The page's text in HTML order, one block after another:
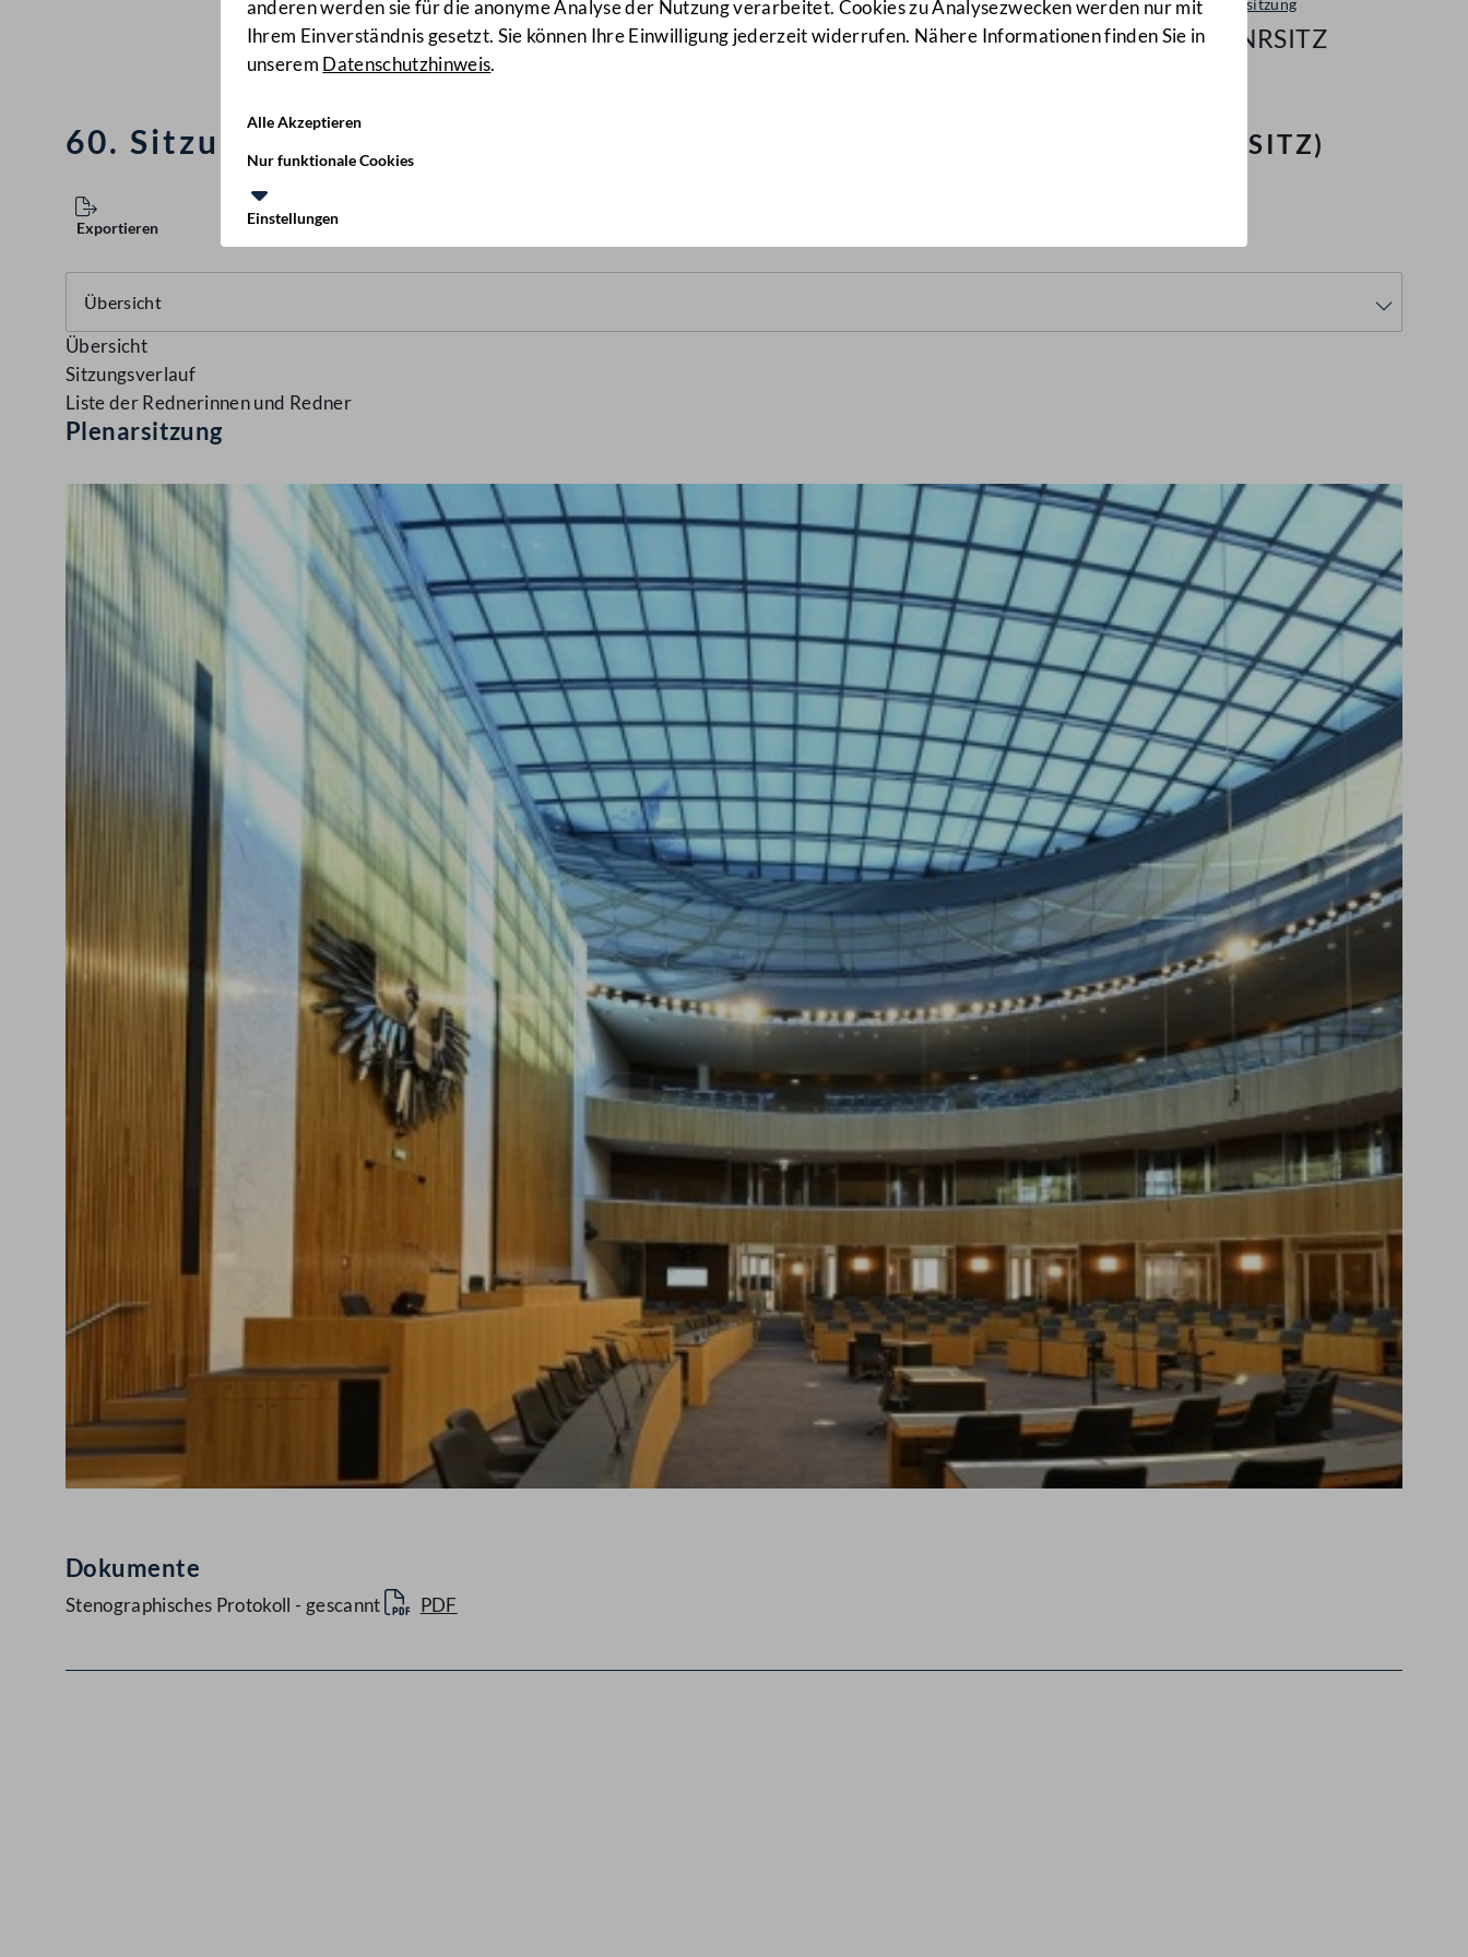
anderen werden sie für die anonyme Analyse der Nutzung verarbeitet. Cookies zu Analysezwecken werden nur mit
Ihrem Einverständnis gesetzt. Sie können Ihre Einwilligung jederzeit widerrufen. Nähere Informationen finden Sie in
unserem Datenschutzhinweis.
Alle Akzeptieren
Nur funktionale Cookies
Einstellungen
Plenarsitzung
60/NRSITZ
60. Sitzung des Nationalrats vom 19. und 20. Dezember 1972 (60/NRSITZ)
Exportieren
Übersicht
Sitzungsverlauf
Liste der Rednerinnen und Redner
Plenarsitzung
Dokumente
Stenographisches Protokoll - gescannt PDF